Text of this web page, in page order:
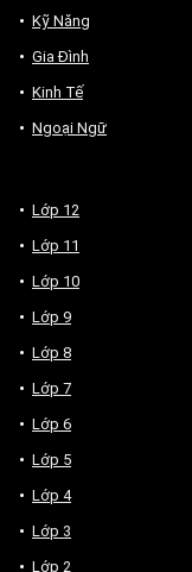
Kỹ Năng
Gia Đình
Kinh Tế
Ngoại Ngữ
Lớp 12
Lớp 11
Lớp 10
Lớp 9
Lớp 8
Lớp 7
Lớp 6
Lớp 5
Lớp 4
Lớp 3
Lớp 2